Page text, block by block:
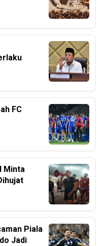
FC
Minta
Piala
Jadi